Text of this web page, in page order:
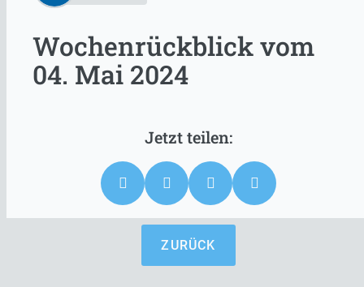
Wochenrückblick vom
04. Mai 2024
ZURÜCK